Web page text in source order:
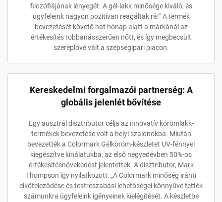
filozófiájának lényegét. A gél-lakk minősége kiváló, és
ügyfeleink nagyon pozitívan reagáltak rá!" A termék
bevezetését követő hat hónap alatt a márkánál az
értékesítés robbanásszerűen nőtt, és így megbecsült
szereplővé vált a szépségipari piacon.
Kereskedelmi forgalmazói partnerség: A
globális jelenlét bővítése
Egy ausztrál disztributor célja az innovatív körömlakk-
termékek bevezetése volt a helyi szalonokba. Miután
bevezették a Colormark Gélköröm-készletet UV-fénnyel
kiegészítve kínálatukba, az első negyedévben 50%-os
értékesítésnövekedést jelentettek. A disztributor, Mark
Thompson így nyilatkozott: „A Colormark minőség iránti
elköteleződése és testreszabási lehetőségei könnyűvé tették
számunkra ügyfeleink igényeinek kielégítését. A készletbe